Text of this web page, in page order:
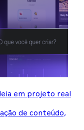
em projeto real
de conteúdo,